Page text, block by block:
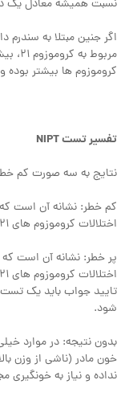
نسبت همیشه معادل یک
اگر جنین مبتلا به
کروموزوم ها بیشتر
تفسیر تست NIPT
نتایج به سه صورت کم
اختلالات کروموزوم های 21، 18 و 13 در محدوده کم خطر می باشد
تایید جواب باید یک تست
شود.
خون مادر (ناشی از وزن
نداده و نیاز به خونگیری